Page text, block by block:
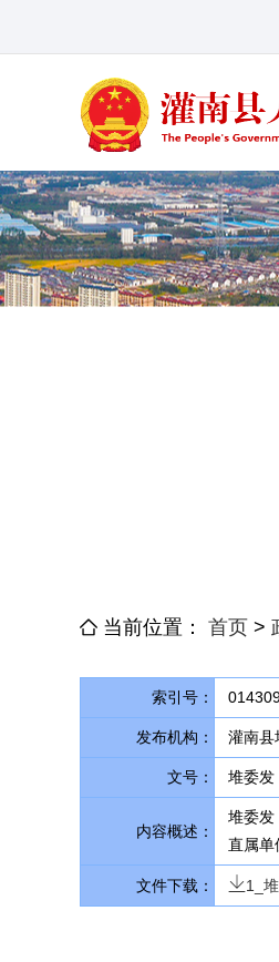
当前位置： 首页 >
索引号：
发布机构： 灌南县
文号： 堆委发
内容概述：
堆委发
直属单
文件下载： 1_